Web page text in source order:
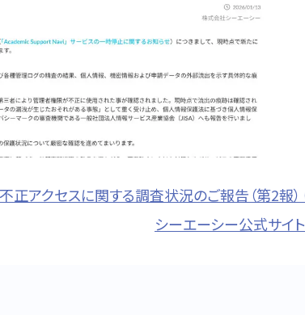
正アクセスに関する調査状況のご報告（第2報）
シーエーシー公式サイト